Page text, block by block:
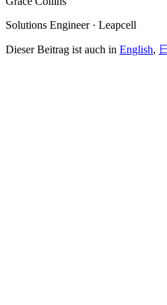
Solutions Engineer · Leapcell
Dieser Beitrag ist auch in English,